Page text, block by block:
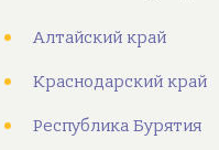
Алтайский край
Краснодарский край
Республика Бурятия